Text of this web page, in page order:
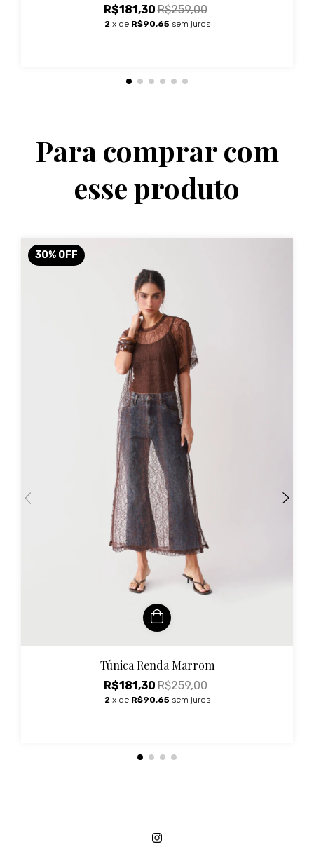
R$181,30R$259,00
2 x de R$90,65 sem juros
Para comprar com
esse produto
30% OFF
Túnica Renda Marrom
R$181,30R$259,00
2 x de R$90,65 sem juros